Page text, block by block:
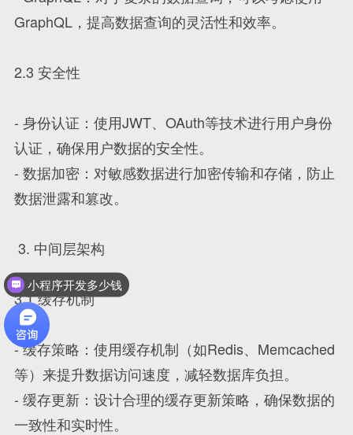
GraphQL，提高数据查询的灵活性和效率。
2.3 安全性
- 身份认证：使用JWT、OAuth等技术进行用户身份
认证，确保用户数据的安全性。
- 数据加密：对敏感数据进行加密传输和存储，防止
数据泄露和篡改。
3. 中间层架构
3.1 缓存机制
- 缓存策略：使用缓存机制（如Redis、Memcached
等）来提升数据访问速度，减轻数据库负担。
- 缓存更新：设计合理的缓存更新策略，确保数据的
一致性和实时性。
小程序开发多少钱